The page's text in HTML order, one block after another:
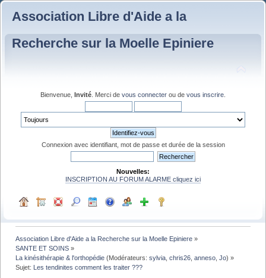
Association Libre d'Aide a la
Recherche sur la Moelle Epiniere
Bienvenue, Invité . Merci de vous connecter ou de vous inscrire
Connexion avec identifiant, mot de passe et durée de la session
Nouvelles:
INSCRIPTION AU FORUM ALARME cliquez ici
Association Libre d'Aide a la Recherche sur la Moelle Epiniere »
SANTE ET SOINS »
La kinésithérapie & l'orthopédie (Modérateurs:sylvia ,chris26 ,anneso ,Jo) »
Sujet: Les tendinites comment les traiter ???